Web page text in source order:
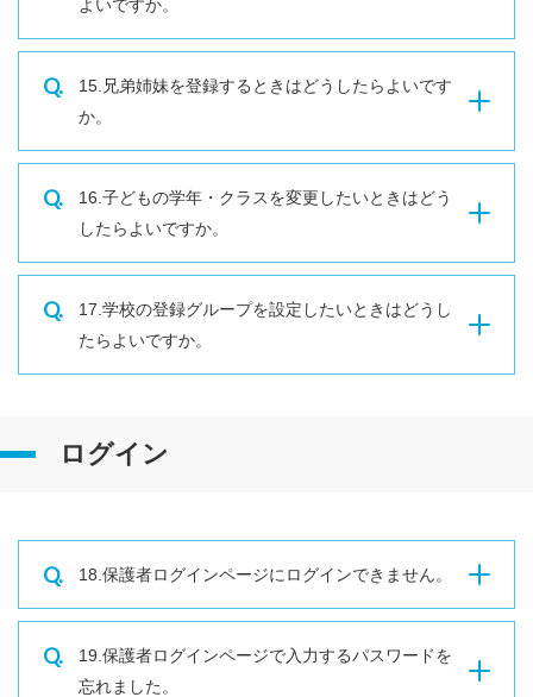
よいですか。
Q.
15.兄弟姉妹を登録するときはどうしたらよいです
か。
Q.
16.子どもの学年・クラスを変更したいときはどう
したらよいですか。
Q.
17.学校の登録グループを設定したいときはどうし
たらよいですか。
ログイン
Q. 18.保護者ログインページにログインできません。
Q.
19.保護者ログインページで入力するパスワードを
忘れました。